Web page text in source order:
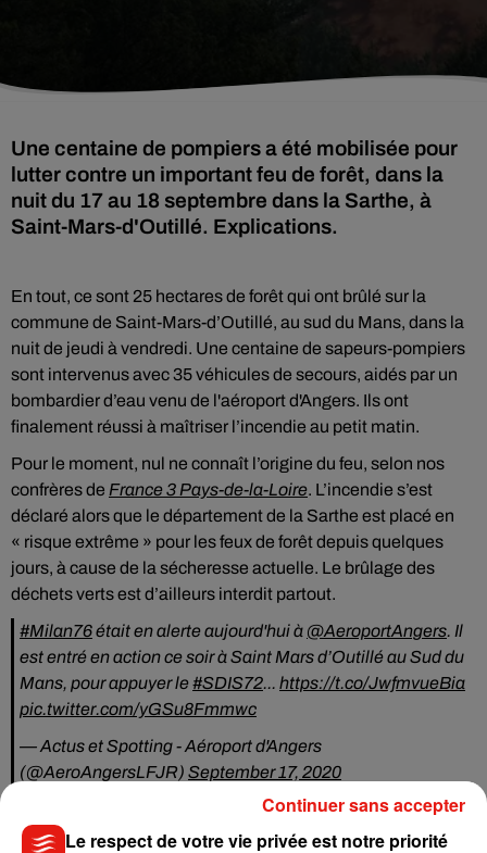
Une centaine de pompiers a été mobilisée pour
lutter contre un important feu de forêt, dans la
nuit du 17 au 18 septembre dans la Sarthe, à
Saint-Mars-d'Outillé. Explications.
En tout, ce sont 25 hectares de forêt qui ont brûlé sur la
commune de Saint-Mars-d’Outillé, au sud du Mans, dans la
nuit de jeudi à vendredi. Une centaine de sapeurs-pompiers
sont intervenus avec 35 véhicules de secours, aidés par un
bombardier d’eau venu de l'aéroport d'Angers. Ils ont
finalement réussi à maîtriser l’incendie au petit matin.
Pour le moment, nul ne connaît l’origine du feu, selon nos
confrères de France 3 Pays-de-la-Loire. L’incendie s’est
déclaré alors que le département de la Sarthe est placé en
« risque extrême » pour les feux de forêt depuis quelques
jours, à cause de la sécheresse actuelle. Le brûlage des
déchets verts est d’ailleurs interdit partout.
#Milan76était en alerte aujourd'hui à @AeroportAngers. Il
est entré en action ce soir à Saint Mars d’Outillé au Sud du
Mans, pour appuyer le#SDIS72... https://t.co/JwfmvueBia
pic.twitter.com/yGSu8Fmmwc
— Actus et Spotting - Aéroport d'Angers
(@AeroAngersLFJR) September 17, 2020
Le respect de votre vie privée est notre priorité
Continuer sans accepter